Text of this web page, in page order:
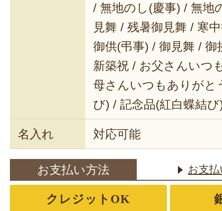
/ 無地のし(慶事) / 無地
見舞 / 残暑御見舞 / 寒
御供(弔事) / 御見舞 / 御
新築祝 / お父さんいつ
母さんいつもありがと
び) / 記念品(紅白蝶結び
名入れ 対応可能
お支払い方法 お支
クレジットOK